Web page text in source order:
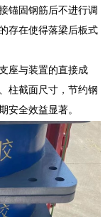
锚固钢筋后不进行调
存在使得落梁后板式
座与装置的直接成
柱截面尺寸，节约钢
安全效益显著。